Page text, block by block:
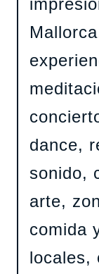
dance,
sonido,
arte,
comida
locales,